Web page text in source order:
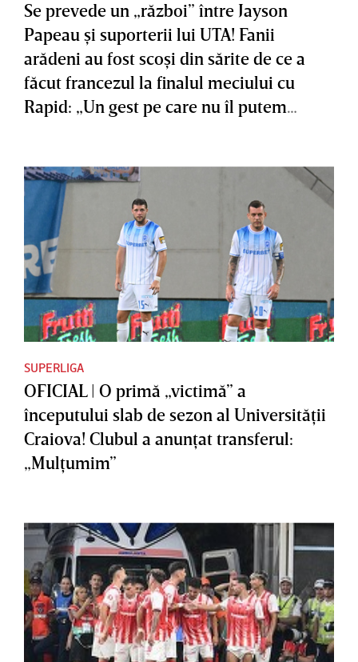
Se prevede un „război” între Jayson
Papeau şi suporterii lui UTA! Fanii
arădeni au fost scoşi din sărite de ce a
făcut francezul la finalul meciului cu
Rapid: „Un gest pe care nu îl putem
SUPERLIGA
OFICIAL | O primă „victimă” a
începutului slab de sezon al Universităţii
Craiova! Clubul a anunţat transferul:
„Mulţumim”